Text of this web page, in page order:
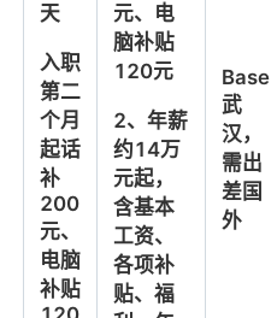
天
入职
第二
个月
起话
补
200
元、
电脑
补贴
元、电
脑补贴
120元
2、年薪
约14万
元起，
含基本
工资、
各项补
贴、福
Base
武
汉，
需出
差国
外